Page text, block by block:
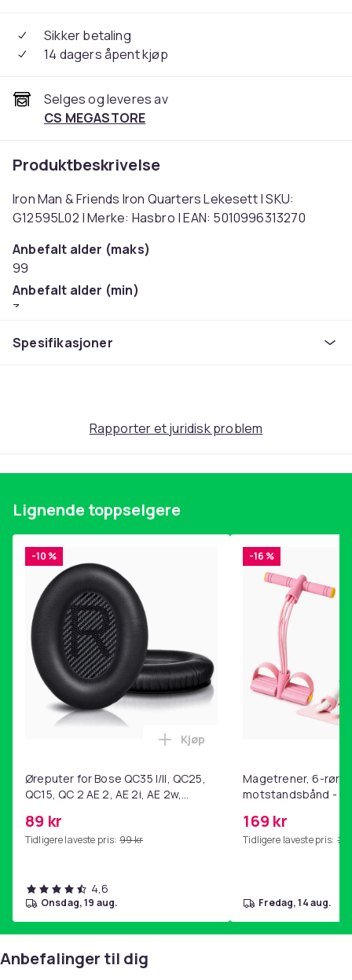
Sikker betaling
14 dagers åpent kjøp
Selges og leveres av
CS MEGASTORE
Produktbeskrivelse
Iron Man & Friends Iron Quarters Lekesett | SKU:
G12595L02 | Merke: Hasbro | EAN: 5010996313270
Anbefalt alder (maks)
99
Anbefalt alder (min)
3
1
Produktsikkerhetsinformasjon
Spesifikasjoner
Rapporter et juridisk problem
Lignende toppselgere
-10 %
Øreputer for Bose QC35 I/II, QC25,
QC15, QC 2 AE 2, AE 2i, AE 2w,
89 kr
Tidligere laveste pris: 99 kr
Legg Øreputer for Bose QC35
Kjøp
4,6
onsdag, 19 aug.
-16 %
Magetrener, 6-rørs
motstandsbånd -
hjemmegymnastikk
169 kr
Tidligere laveste pris:
fredag, 14 aug.
Anbefalinger til dig